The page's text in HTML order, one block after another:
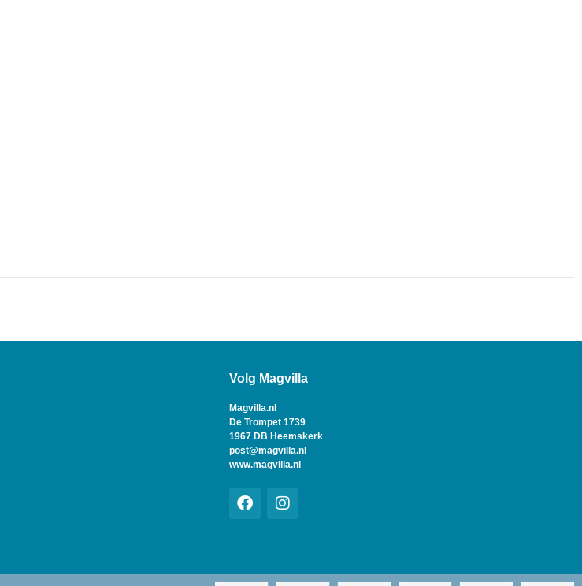
Volg Magvilla
Magvilla.nl
De Trompet 1739
1967 DB Heemskerk
post@magvilla.nl
www.magvilla.nl